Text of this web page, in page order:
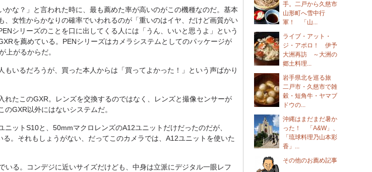
かな？」と言われた時に、最も薦めた率が高いのがこの機種なのだ。基本
女性からかなりの確率でいわれるのが「重いのはイヤ、だけど画質がい
シリーズのことを口に出してくる人には「うん、いいと思うよ」という
を薦めている。PENシリーズはカメラシステムとしてのパッケージが
上がるからだ。
いるだろうが、買った本人からは「買ってよかった！」という声ばかり
たこのGXR。レンズを交換するのではなく、レンズと撮像センサーが
GXR以外にはないシステムだ。
ットS10と、50mmマクロレンズのA12ユニットだけだったのだが、
。それもしょうがない、だってこのカメラでは、A12ユニットを使いた
る。コンデジに近いサイズだけども、中身は立派にデジタル一眼レフ
手。二戸から久慈市
山形町へ雪中行
軍！ 「山...
ライブ・アット・
ジ・アポロ！ 伊予
大洲再訪 ～大洲の
郷土料理...
岩手県北を巡る旅
二戸市・久慈市で雑
穀・短角牛・ヤマブ
ドウの...
沖縄はまだまだ暑か
った！ 「A&W」、
「琉球料理乃山本彩
香」...
その他のお薦め記事